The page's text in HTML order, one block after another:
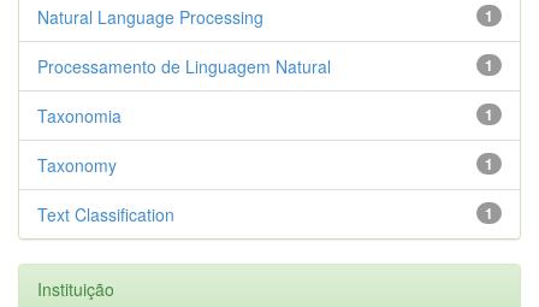
1
Natural Language Processing
1
Processamento de Linguagem Natural
1
Taxonomia
1
Taxonomy
1
Text Classification
Instituição